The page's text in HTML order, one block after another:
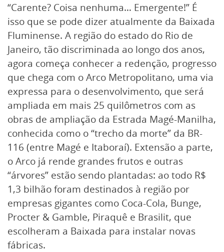
“Carente? Coisa nenhuma… Emergente!” É
isso que se pode dizer atualmente da Baixada
Fluminense. A região do estado do Rio de
Janeiro, tão discriminada ao longo dos anos,
agora começa conhecer a redenção, progresso
que chega com o Arco Metropolitano, uma via
expressa para o desenvolvimento, que será
ampliada em mais 25 quilômetros com as
obras de ampliação da Estrada Magé-Manilha,
conhecida como o “trecho da morte” da BR-
116 (entre Magé e Itaboraí). Extensão a parte,
o Arco já rende grandes frutos e outras
“árvores” estão sendo plantadas: ao todo R$
1,3 bilhão foram destinados à região por
empresas gigantes como Coca-Cola, Bunge,
Procter & Gamble, Piraquê e Brasilit, que
escolheram a Baixada para instalar novas
fábricas.